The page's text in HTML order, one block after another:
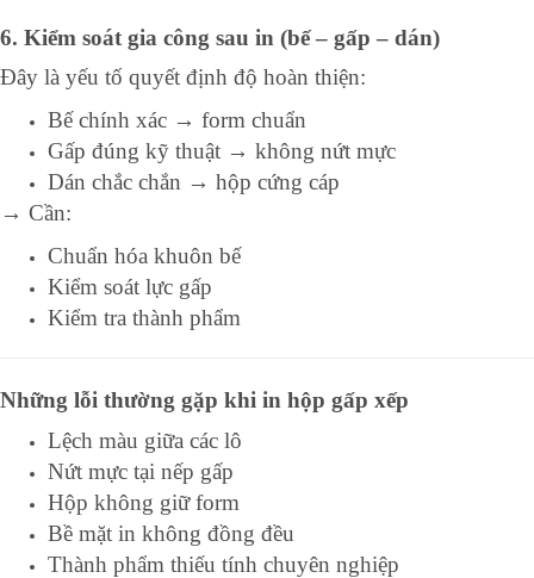
6. Kiểm soát gia công sau in (bế – gấp – dán)
Đây là yếu tố quyết định độ hoàn thiện:
Bế chính xác → form chuẩn
Gấp đúng kỹ thuật → không nứt mực
Dán chắc chắn → hộp cứng cáp
→ Cần:
Chuẩn hóa khuôn bế
Kiểm soát lực gấp
Kiểm tra thành phẩm
Những lỗi thường gặp khi in hộp gấp xếp
Lệch màu giữa các lô
Nứt mực tại nếp gấp
Hộp không giữ form
Bề mặt in không đồng đều
Thành phẩm thiếu tính chuyên nghiệp